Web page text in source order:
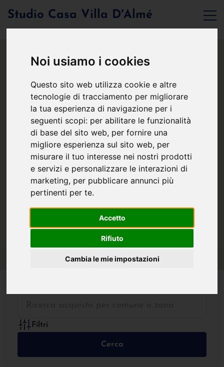
Noi usiamo i cookies
Questo sito web utilizza cookie e altre
tecnologie di tracciamento per migliorare
la tua esperienza di navigazione per i
seguenti scopi: per abilitare le funzionalità
di base del sito web, per fornire una
migliore esperienza sul sito web, per
misurare il tuo interesse nei nostri prodotti
e servizi e personalizzare le interazioni di
marketing, per pubblicare annunci più
pertinenti per te.
Accetto
Rifiuto
Cambia le mie impostazioni
Studio Casa Villa D'Almé
Filtri
Cerca